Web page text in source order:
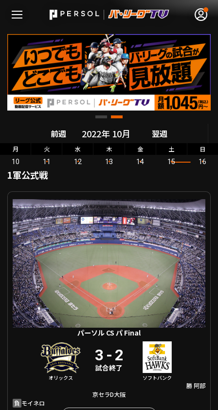
無料アカウント登録 ログイン
HOME
日程･結果
順位表･成績
1軍公式戦
ファーム東地区
ファーム中地区
ファーム西地区
交流戦
選手名鑑
選手名鑑トップ
北海道日本ハムファイターズ
東北楽天ゴールデンイーグルス
埼玉西武ライオンズ
千葉ロッテマリーンズ
オリックス・バファローズ
福岡ソフトバンクホークス
ニュース
設定
前週 翌週
月 火 水 木 金 土 日
10 11 12 13 14 15 16
1軍公式戦
パーソル CS パ Final オリックス VS 福岡ソフトバンク
パーソル CS パ Final
オリックス
3 - 2
試合終了
ソフトバンク
勝 阿部
京セラD大阪
負 モイネロ